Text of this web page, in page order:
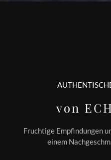
von
Fruchtige Empfindungen
einem